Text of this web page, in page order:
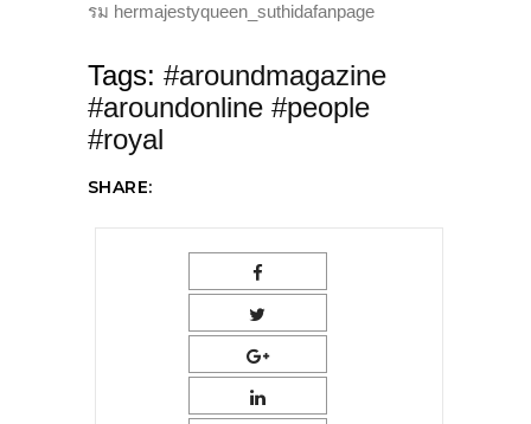
รม hermajestyqueen_suthidafanpage
Tags: #aroundmagazine
#aroundonline #people
#royal
SHARE: